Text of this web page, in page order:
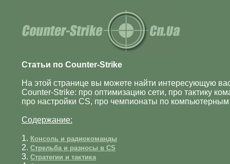
Статьи по Counter-Strike
На этой странице вы можете найти интересующую
Counter-Strike: про оптимизацию сети, про тактику
про настройки CS, про чемпионаты по компьютерным
Содержание:
1. Консоль и радиокоманды
2. Стрельба и разносы в CS
3. Стратегии и тактика